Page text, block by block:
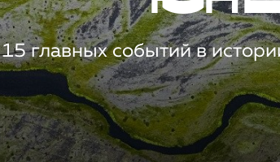
15 главных событий в